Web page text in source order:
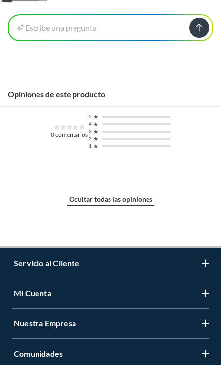
Escribe una pregunta
Opiniones de este producto
0comentarios
1
2
3
4
5
Ocultar todas las opiniones
Servicio al Cliente
Contáctanos
Tiendas y horarios
Mi Cuenta
Registrate
Nuestra Empresa
Sobre Nosotros
Comunidades